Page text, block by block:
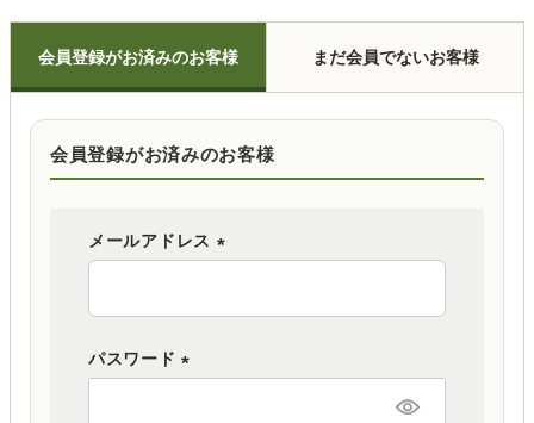
会員登録がお済みのお客様 まだ会員でないお客様
会員登録がお済みのお客様
メールアドレス
パスワード